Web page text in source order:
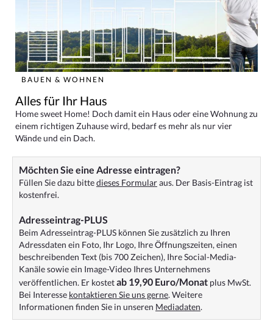
BAUEN & WOHNEN
Alles für Ihr Haus
Home sweet Home! Doch damit ein Haus oder eine Wohnung zu
einem richtigen Zuhause wird, bedarf es mehr als nur vier
Wände und ein Dach.
Möchten Sie eine Adresse eintragen?
Füllen Sie dazu bittedieses Formularaus. Der Basis-Eintrag ist
kostenfrei.
Adresseintrag-PLUS
Beim Adresseintrag-PLUS können Sie zusätzlich zu Ihren
Adressdaten ein Foto, Ihr Logo, Ihre Öffnungszeiten, einen
beschreibenden Text (bis 700 Zeichen), Ihre Social-Media-
Kanäle sowie ein Image-Video Ihres Unternehmens
veröffentlichen. Er kostetab 19,90 Euro/Monat plus MwSt.
Bei Interesse kontaktieren Sie uns gerne. Weitere
Informationen finden Sie in unseren Mediadaten.